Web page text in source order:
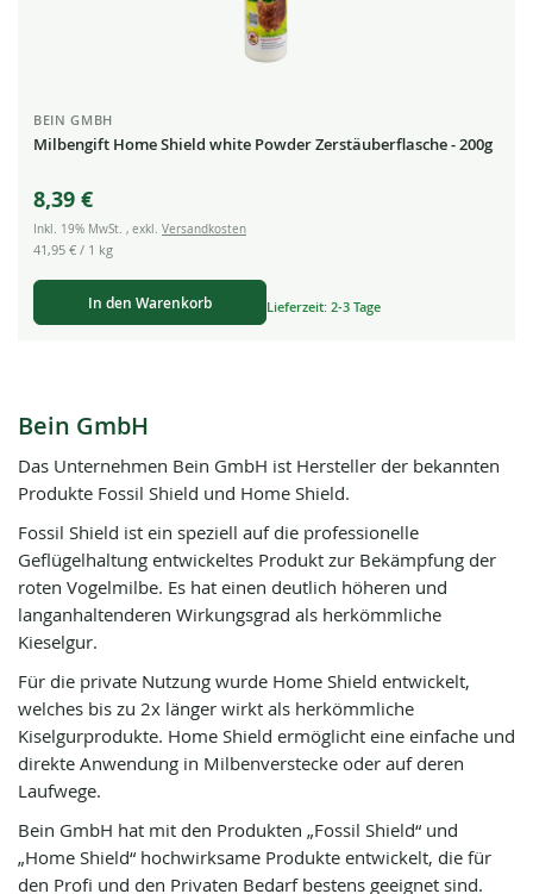
BEIN GMBH
Milbengift Home Shield white Powder Zerstäuberflasche - 200g
8,39 €
Inkl. 19% MwSt. , exkl. Versandkosten
41,95 € / 1 kg
In den Warenkorb Lieferzeit: 2-3 Tage
Bein GmbH
Das Unternehmen Bein GmbH ist Hersteller der bekannten
Produkte Fossil Shield und Home Shield.
Fossil Shield ist ein speziell auf die professionelle
Geflügelhaltung entwickeltes Produkt zur Bekämpfung der
roten Vogelmilbe. Es hat einen deutlich höheren und
langanhaltenderen Wirkungsgrad als herkömmliche
Kieselgur.
Für die private Nutzung wurde Home Shield entwickelt,
welches bis zu 2x länger wirkt als herkömmliche
Kiselgurprodukte. Home Shield ermöglicht eine einfache und
direkte Anwendung in Milbenverstecke oder auf deren
Laufwege.
Bein GmbH hat mit den Produkten „Fossil Shield“ und
„Home Shield“ hochwirksame Produkte entwickelt, die für
den Profi und den Privaten Bedarf bestens geeignet sind.